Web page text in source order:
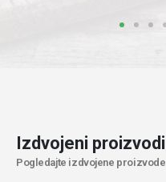
Izdvojeni proizvodi
Pogledajte izdvojene proizvode